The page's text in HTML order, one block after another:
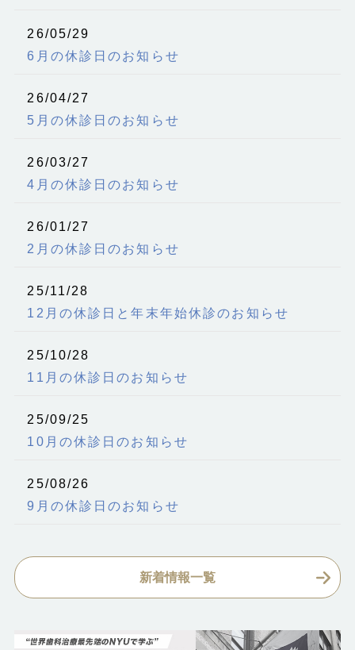
26/05/29
6月の休診日のお知らせ
26/04/27
5月の休診日のお知らせ
26/03/27
4月の休診日のお知らせ
26/01/27
2月の休診日のお知らせ
25/11/28
12月の休診日と年末年始休診のお知らせ
25/10/28
11月の休診日のお知らせ
25/09/25
10月の休診日のお知らせ
25/08/26
9月の休診日のお知らせ
新着情報一覧